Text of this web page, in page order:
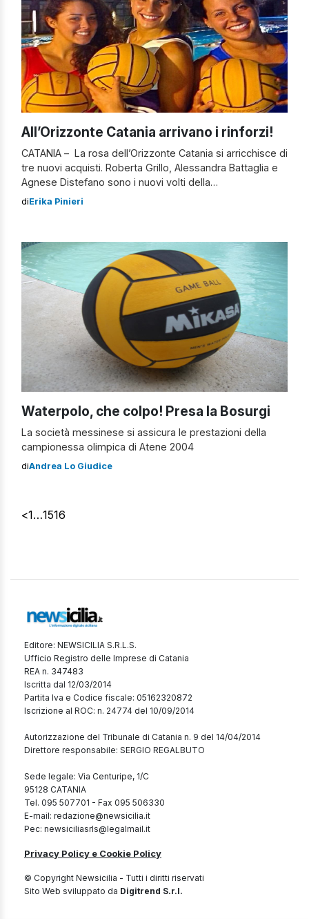
All’Orizzonte Catania arrivano i rinforzi!
CATANIA – La rosa dell’Orizzonte Catania si arricchisce di
tre nuovi acquisti. Roberta Grillo, Alessandra Battaglia e
Agnese Distefano sono i nuovi volti della
squadra allenata da Martina Miceli e vanno ad
rafforza quindi di tre giovani e promettenti ragazze, già
[…]
diErika Pinieri
Waterpolo, che colpo! Presa la Bosurgi
La società messinese si assicura le prestazioni della
campionessa olimpica di Atene 2004
diAndrea Lo Giudice
<1…1516
Editore: NEWSICILIA S.R.L.S.
Ufficio Registro delle Imprese di Catania
REA n. 347483
Iscritta dal 12/03/2014
Partita Iva e Codice fiscale: 05162320872
Iscrizione al ROC: n. 24774 del 10/09/2014
Autorizzazione del Tribunale di Catania n. 9 del 14/04/2014
Direttore responsabile: SERGIO REGALBUTO
Sede legale: Via Centuripe, 1/C
95128 CATANIA
Tel. 095 507701 - Fax 095 506330
E-mail: redazione@newsicilia.it
Pec: newsiciliasrls@legalmail.it
Privacy Policy e Cookie Policy
© Copyright Newsicilia - Tutti i diritti riservati
Sito Web sviluppato da Digitrend S.r.l.